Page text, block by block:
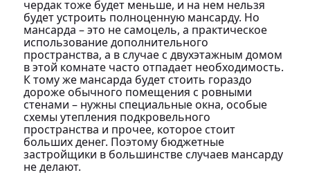
чердак тоже будет меньше, и на нем нельзя
будет устроить полноценную мансарду. Но
мансарда – это не самоцель, а практическое
использование дополнительного
пространства, а в случае с двухэтажным домом
в этой комнате часто отпадает необходимость.
К тому же мансарда будет стоить гораздо
дороже обычного помещения с ровными
стенами – нужны специальные окна, особые
схемы утепления подкровельного
пространства и прочее, которое стоит
больших денег. Поэтому бюджетные
застройщики в большинстве случаев мансарду
не делают.